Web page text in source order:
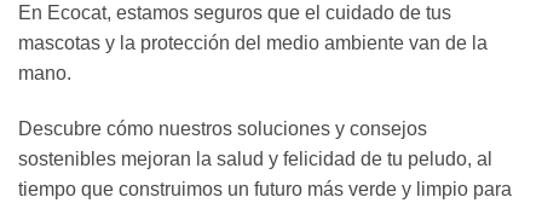
Ciencia,
bienestar
Tu
En Ecocat, estamos seguros que el cuidado de tus
mascotas y la protección del medio ambiente van de la
mano.
Descubre cómo nuestros soluciones y consejos
sostenibles mejoran la salud y felicidad de tu peludo, al
tiempo que construimos un futuro más verde y limpio para